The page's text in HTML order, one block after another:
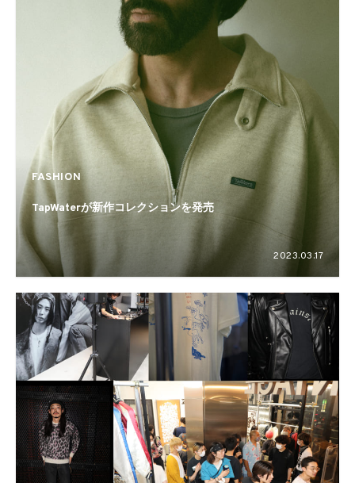
FASHION
TapWaterが新作コレクションを発売
2023.03.17